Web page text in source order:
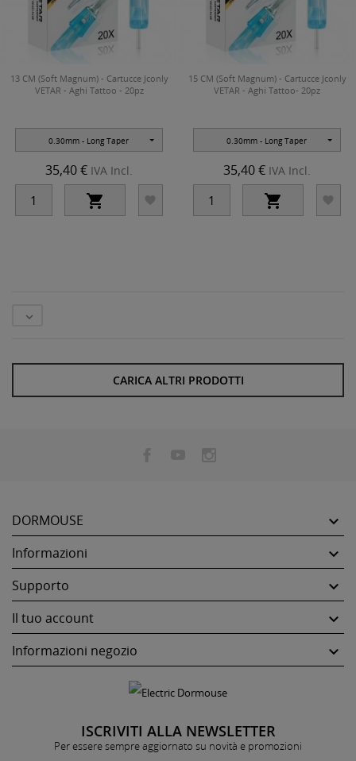
13 CM (Soft Magnum) - Cartucce Jconly
VETAR - Aghi Tattoo - 20pz
0.30mm - Long Taper
35,40 € IVA Incl.
 
15 CM (Soft Magnum) - Cartucce Jconly
VETAR - Aghi Tattoo- 20pz
0.30mm - Long Taper
35,40 € IVA Incl.
 

CARICA ALTRI PRODOTTI
DORMOUSE 
Informazioni 
Supporto 
Il tuo account 
Informazioni negozio 
ISCRIVITI ALLA NEWSLETTER
Per essere sempre aggiornato su novità e promozioni